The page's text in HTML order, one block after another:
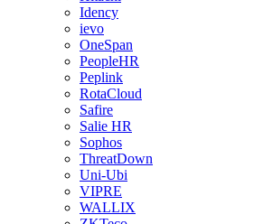
Idency
ievo
OneSpan
PeopleHR
Peplink
RotaCloud
Safire
Salie HR
Sophos
ThreatDown
Uni-Ubi
VIPRE
WALLIX